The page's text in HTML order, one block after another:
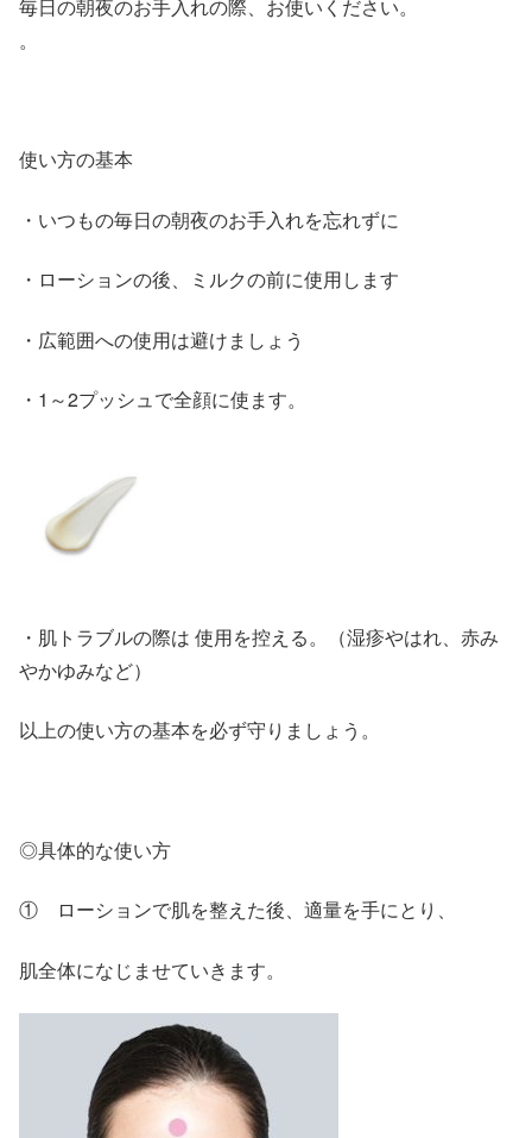
毎日の朝夜のお手入れの際、お使いください。
。
使い方の基本
・いつもの毎日の朝夜のお手入れを忘れずに
・ ローションの後、ミルクの前に使用します
・ 広範囲への使用は避けましょう
・1～2プッシュで全顔に使ます。
・肌トラブルの際は 使用を控える。
（湿疹やはれ、赤み
やかゆみなど）
以上の使い方の基本を必ず守りましょう。
◎具体的な使い方
① ローションで肌を整えた後、適量を手にとり、
肌全体になじませていきます。